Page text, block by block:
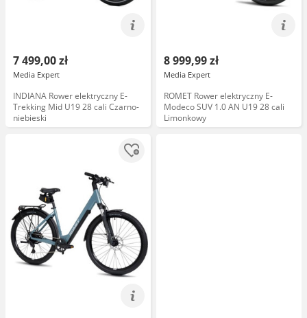
7 499,00 zł
Media Expert
INDIANA Rower elektryczny E-
Trekking Mid U19 28 cali Czarno-
niebieski
8 999,99 zł
Media Expert
ROMET Rower elektryczny E-
Modeco SUV 1.0 AN U19 28 cali
Limonkowy